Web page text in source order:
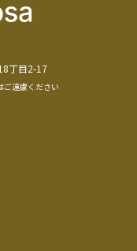
丁目2-17
遠慮ください